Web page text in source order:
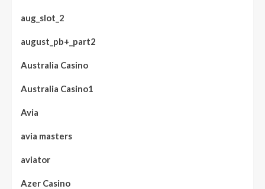
aug_slot_2
august_pb+_part2
Australia Casino
Australia Casino1
Avia
avia masters
aviator
Azer Casino